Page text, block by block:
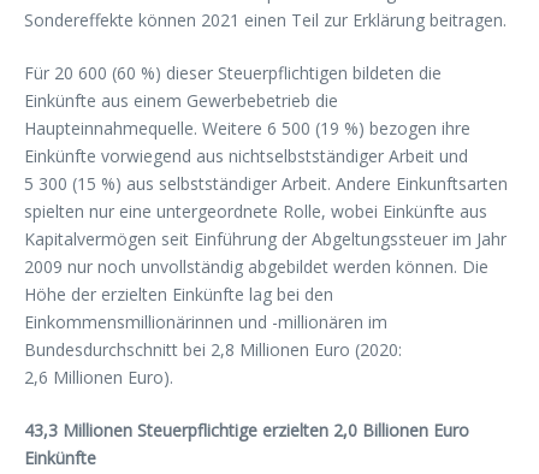
Sondereffekte können 2021 einen Teil zur Erklärung beitragen.
Für 20 600 (60 %) dieser Steuerpflichtigen bildeten die
Einkünfte aus einem Gewerbebetrieb die
Haupteinnahmequelle. Weitere 6 500 (19 %) bezogen ihre
Einkünfte vorwiegend aus nichtselbstständiger Arbeit und
5 300 (15 %) aus selbstständiger Arbeit. Andere Einkunftsarten
spielten nur eine untergeordnete Rolle, wobei Einkünfte aus
Kapitalvermögen seit Einführung der Abgeltungssteuer im Jahr
2009 nur noch unvollständig abgebildet werden können. Die
Höhe der erzielten Einkünfte lag bei den
Einkommensmillionärinnen und -millionären im
Bundesdurchschnitt bei 2,8 Millionen Euro (2020:
2,6 Millionen Euro).
43,3 Millionen Steuerpflichtige erzielten 2,0 Billionen Euro
Einkünfte